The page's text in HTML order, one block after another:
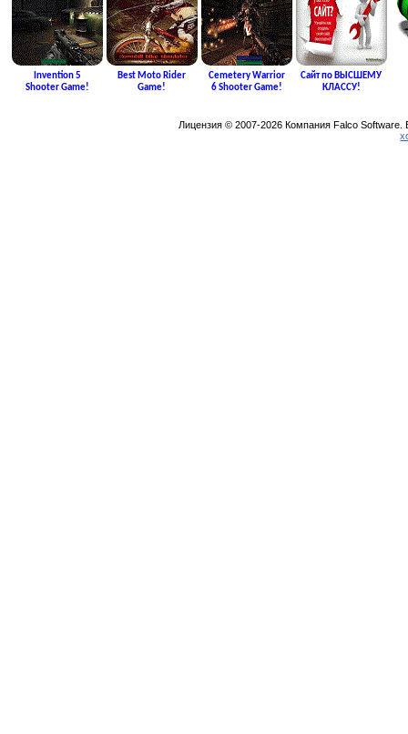
Invention 5
Shooter Game!
Best Moto Rider
Game!
Cemetery Warrior
6 Shooter Game!
Сайт по ВЫСШЕМУ
КЛАССУ!
Лицензия © 2007-2026 Компания Falco